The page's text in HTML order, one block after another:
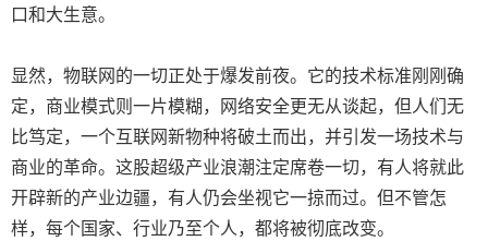
口和大生意。
显然，物联网的一切正处于爆发前夜。它的技术标准刚刚确
定，商业模式则一片模糊，网络安全更无从谈起，但人们无
比笃定，一个互联网新物种将破土而出，并引发一场技术与
商业的革命。这股超级产业浪潮注定席卷一切，有人将就此
开辟新的产业边疆，有人仍会坐视它一掠而过。但不管怎
样，每个国家、行业乃至个人，都将被彻底改变。